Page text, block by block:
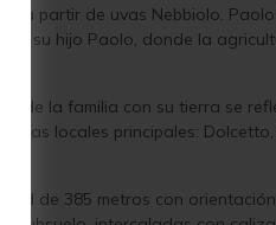
a partir de uvas Nebbiolo.
y su hijo Paolo, donde la
de la familia con su tierra se
locales principales:
de 385 metros con